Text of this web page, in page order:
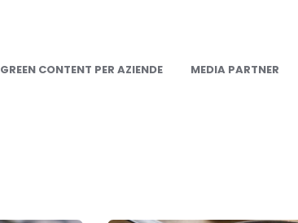
GREEN CONTENT PER AZIENDE
MEDIA PARTNER